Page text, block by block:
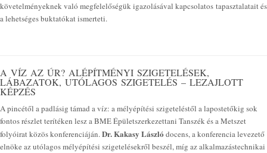
követelményeknek való megfelelőségük igazolásával kapcsolatos tapasztalatait és
a lehetséges buktatókat ismerteti.
A VÍZ AZ ÚR? ALÉPÍTMÉNYI SZIGETELÉSEK,
LÁBAZATOK, UTÓLAGOS SZIGETELÉS – LEZAJLOTT
KÉPZÉS
A pincétől a padlásig támad a víz: a mélyépítési szigeteléstől a lapostetőkig sok
fontos részlet terítéken lesz a BME Épületszerkezettani Tanszék és a Metszet
folyóirat közös konferenciáján.Dr. Kakasy László docens, a konferencia levezető
elnöke az utólagos mélyépítési szigetelésekről beszél, míg az alkalmazástechnikai